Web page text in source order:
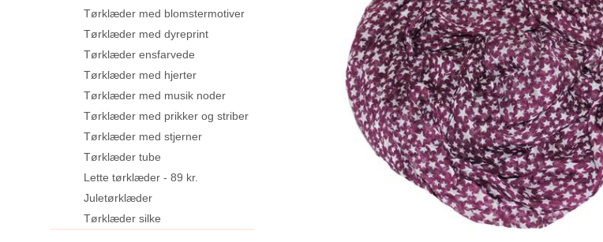
Tørklæder med blomstermotiver
Tørklæder med dyreprint
Tørklæder ensfarvede
Tørklæder med hjerter
Tørklæder med musik noder
Tørklæder med prikker og striber
Tørklæder med stjerner
Tørklæder tube
Lette tørklæder - 89 kr.
Juletørklæder
Tørklæder silke